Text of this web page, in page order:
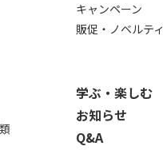
キャンペーン
販促・ノベルティ
学ぶ・楽しむ
お知らせ
Q&A